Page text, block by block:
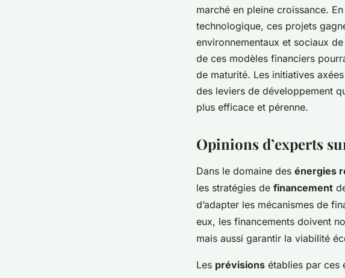
marché en pleine croissance.
technologique, ces projets
environnementaux et sociaux
de ces modèles financiers
de maturité. Les initiatives
des leviers de développement
plus efficace et pérenne.
Opinions d’experts
Dans le domaine des énergies
les stratégies de financement
d’adapter les mécanismes de
eux, les financements doivent
mais aussi garantir la viabilité
Les prévisions établies par ces